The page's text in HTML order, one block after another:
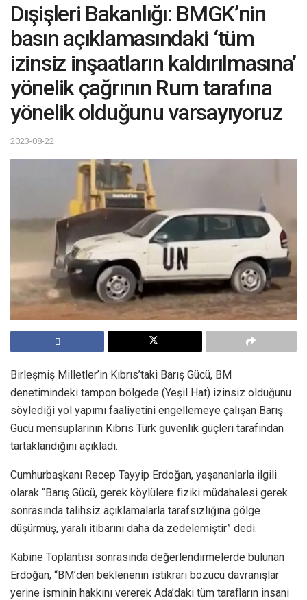
Dışişleri Bakanlığı: BMGK’nin
basın açıklamasındaki ‘tüm
izinsiz inşaatların kaldırılmasına’
yönelik çağrının Rum tarafına
yönelik olduğunu varsayıyoruz
2023-08-22
Birleşmiş Milletler’in Kıbrıs’taki Barış Gücü, BM
denetimindeki tampon bölgede (Yeşil Hat) izinsiz olduğunu
söylediği yol yapımı faaliyetini engellemeye çalışan Barış
Gücü mensuplarının Kıbrıs Türk güvenlik güçleri tarafından
tartaklandığını açıkladı.
Cumhurbaşkanı Recep Tayyip Erdoğan, yaşananlarla ilgili
olarak “Barış Gücü, gerek köylülere fiziki müdahalesi gerek
sonrasında talihsiz açıklamalarla tarafsızlığına gölge
düşürmüş, yaralı itibarını daha da zedelemiştir” dedi.
Kabine Toplantısı sonrasında değerlendirmelerde bulunan
Erdoğan, “BM’den beklenenin istikrarı bozucu davranışlar
yerine isminin hakkını vererek Ada’daki tüm tarafların insani